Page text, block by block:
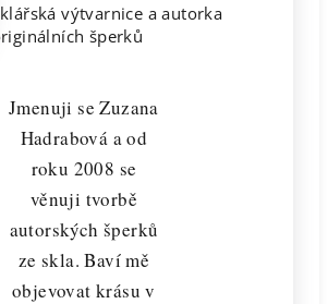
výtvarnice a autorka
šperků
Jmenuji se Zuzana
Hadrabová a od
roku 2008 se
věnuji tvorbě
autorských šperků
ze skla. Baví mě
objevovat krásu v